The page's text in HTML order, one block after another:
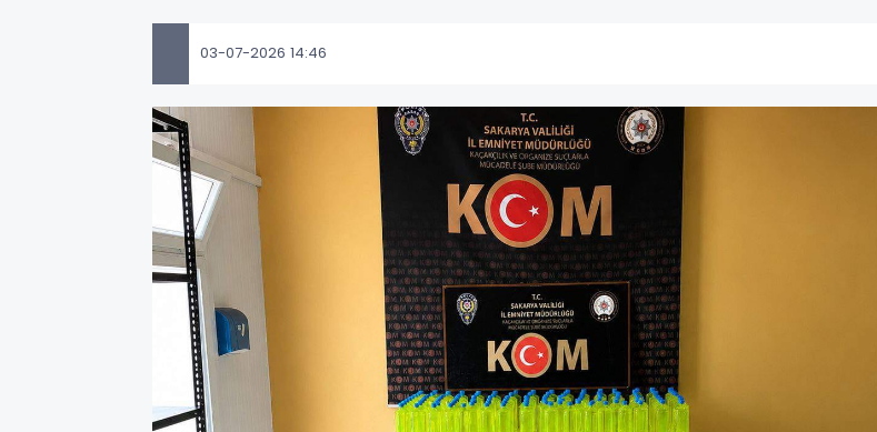
03-07-2026 14:46